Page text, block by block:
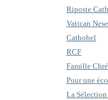
Riposte
Vatican
Cathobel
RCF
Famille
Pour une
La Sélection